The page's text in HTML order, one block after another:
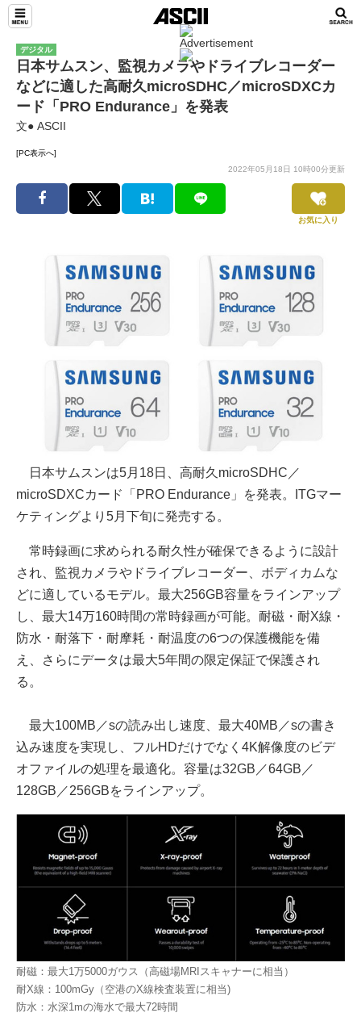
デジタル
日本サムスン、監視カメラやドライブレコーダー
などに適した高耐久microSDHC／microSDXCカ
ード「PRO Endurance」を発表
文● ASCII
[PC表示へ]
2022年05月18日 10時00分更新
お気に入り
日本サムスンは5月18日、高耐久microSDHC／
microSDXCカード「PRO Endurance」を発表。ITGマー
ケティングより5月下旬に発売する。
常時録画に求められる耐久性が確保できるように設計
され、監視カメラやドライブレコーダー、ボディカムな
どに適しているモデル。最大256GB容量をラインアップ
し、最大14万160時間の常時録画が可能。耐磁・耐X線・
防水・耐落下・耐摩耗・耐温度の6つの保護機能を備
え、さらにデータは最大5年間の限定保証で保護され
る。
最大100MB／sの読み出し速度、最大40MB／sの書き
込み速度を実現し、フルHDだけでなく4K解像度のビデ
オファイルの処理を最適化。容量は32GB／64GB／
128GB／256GBをラインアップ。
耐磁：最大1万5000ガウス（高磁場MRIスキャナーに相当）
耐X線：100mGy（空港のX線検査装置に相当)
防水：水深1mの海水で最大72時間